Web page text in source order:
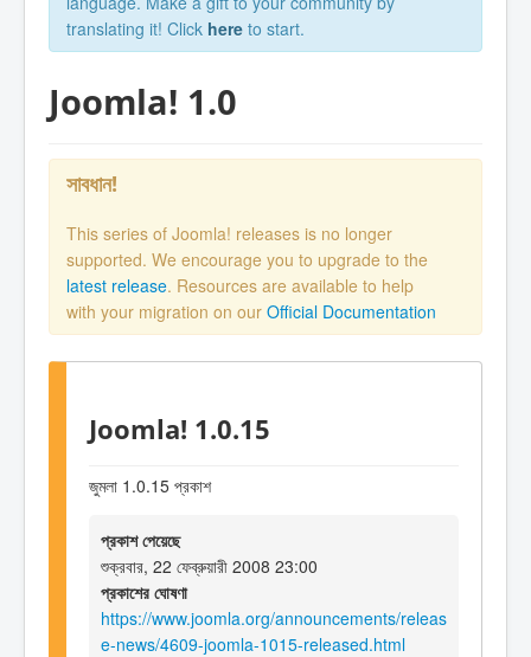
translating it! Click here to start.
Joomla! 1.0
সাবধান!
This series of Joomla! releases is no longer
supported. We encourage you to upgrade to the
latest release. Resources are available to help
with your migration on our Official Documentation
Joomla! 1.0.15
জুমলা 1.0.15 প্রকাশ
প্রকাশ পেয়েছে
শুক্রবার, 22 ফেব্রুয়ারী 2008 23:00
প্রকাশের ঘোষণা
https://www.joomla.org/announcements/releas
e-news/4609-joomla-1015-released.html